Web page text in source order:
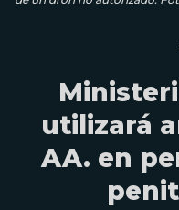
utilizará
AA. en